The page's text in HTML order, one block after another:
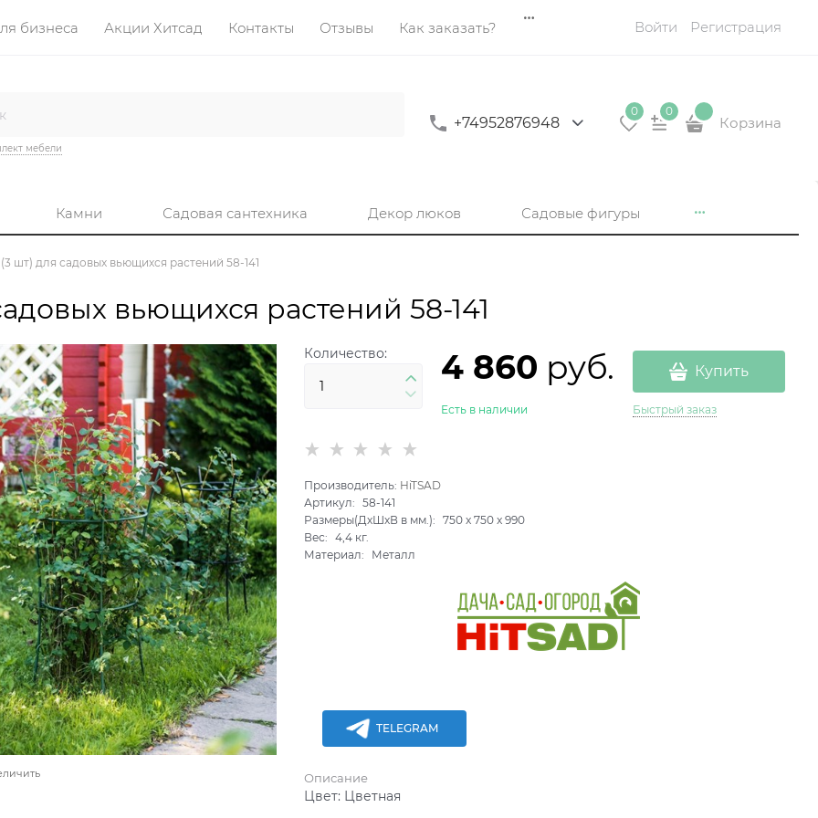
бизнеса Акции Хитсад Контакты Отзывы Как заказать? Войти Регистрация
мебели
+74952876948
0 0
Корзина
Камни Садовая сантехника Декор люков Садовые фигуры
шт) для садовых вьющихся растений 58-141
вьющихся растений 58-141
Количество: 4 860 руб.
Есть в наличии
Купить
Быстрый заказ
Производитель: HiTSAD
Артикул:
58-141
Размеры(ДхШхВ в мм.):
750 x750 x990
Вес:
4,4 кг.
Материал:
Металл
TELEGRAM
Описание
Цвет: Цветная